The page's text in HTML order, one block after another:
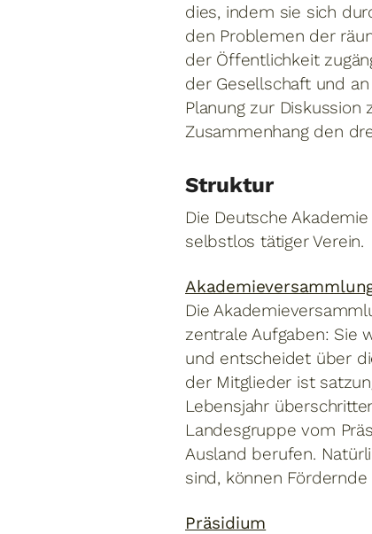
dies, indem sie sich
den Problemen der
der Öffentlichkeit
der Gesellschaft und
Planung zur
Zusammenhang den
Struktur
Die Deutsche
selbstlos tätiger Verein.
Die
zentrale Aufgaben: Sie
und entscheidet über
der Mitglieder ist
Lebensjahr
Landesgruppe vom
Ausland berufen.
sind, können
Präsidium